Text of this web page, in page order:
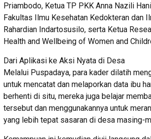
Priambodo, Ketua TP PKK Anna Nazili
Fakultas Ilmu Kesehatan Kedokteran dan
Rahardian Indartosusilo, serta Ketua
Health and Wellbeing of Women and
Dari Aplikasi ke Aksi Nyata di Desa
Melalui Puspadaya, para kader dilatih
untuk mencatat dan melaporkan data ibu
berhenti di situ, mereka juga belajar
tersebut dan menggunakannya untuk
yang lebih tepat sasaran di desa masing-